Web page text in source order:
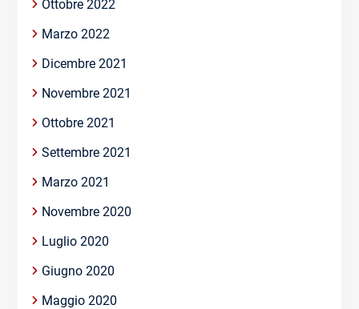
Ottobre 2022
Marzo 2022
Dicembre 2021
Novembre 2021
Ottobre 2021
Settembre 2021
Marzo 2021
Novembre 2020
Luglio 2020
Giugno 2020
Maggio 2020